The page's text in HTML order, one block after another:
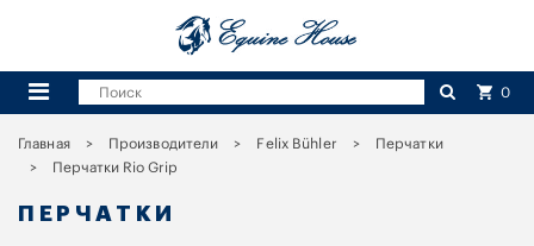
0
Главная Производители Felix Bühler
Перчатки
Перчатки Rio Grip
ПЕРЧАТКИ